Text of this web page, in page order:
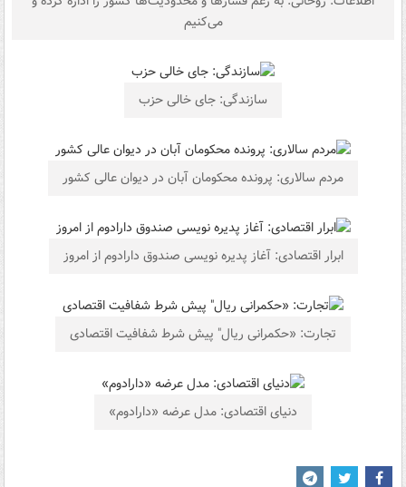
می‌کنیم
سازندگی: جای خالی حزب
مردم سالاری: پرونده محکومان آبان در دیوان عالی کشور
ابرار اقتصادی: آغاز پدیره نویسی صندوق دارادوم از امروز
تجارت: «حکمرانی ریال" پیش شرط شفافیت اقتصادی
دنیای اقتصادی: مدل عرضه «دارادوم»